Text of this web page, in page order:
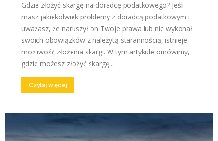
Gdzie złożyć skargę na doradcę podatkowego? Jeśli
masz jakiekolwiek problemy z doradcą podatkowym i
uważasz, że naruszył on Twoje prawa lub nie wykonał
swoich obowiązków z należytą starannością, istnieje
możliwość złożenia skargi. W tym artykule omówimy,
gdzie możesz złożyć skargę...
Czytaj więcej